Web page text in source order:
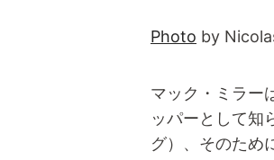
Photo by
マック・ミラー
ッパーとして知
グ）、そのため